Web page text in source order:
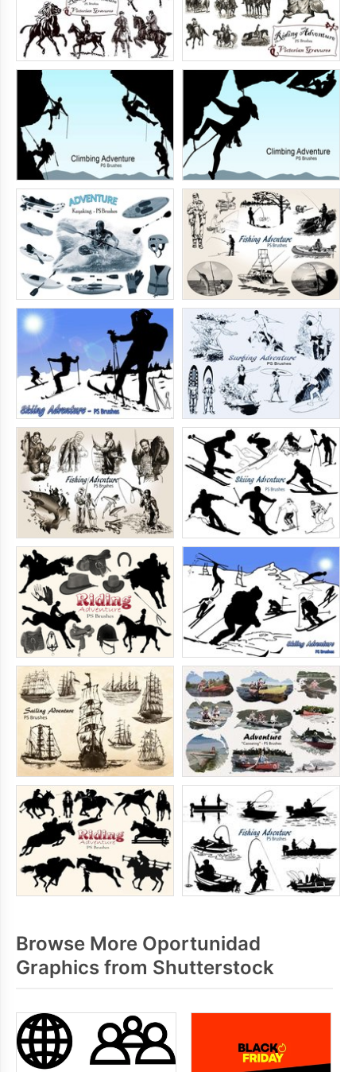
Browse More Oportunidad
Graphics from Shutterstock